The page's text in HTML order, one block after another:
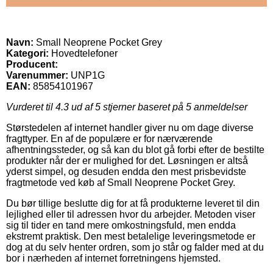
Navn: Small Neoprene Pocket Grey
Kategori: Hovedtelefoner
Producent:
Varenummer: UNP1G
EAN: 85854101967
Vurderet til 4.3 ud af 5 stjerner baseret på 5 anmeldelser
Størstedelen af internet handler giver nu om dage diverse
fragttyper. En af de populære er for nærværende
afhentningssteder, og så kan du blot gå forbi efter de bestilte
produkter når der er mulighed for det. Løsningen er altså
yderst simpel, og desuden endda den mest prisbevidste
fragtmetode ved køb af Small Neoprene Pocket Grey.
Du bør tillige beslutte dig for at få produkterne leveret til din
lejlighed eller til adressen hvor du arbejder. Metoden viser
sig til tider en tand mere omkostningsfuld, men endda
ekstremt praktisk. Den mest betalelige leveringsmetode er
dog at du selv henter ordren, som jo står og falder med at du
bor i nærheden af internet forretningens hjemsted.